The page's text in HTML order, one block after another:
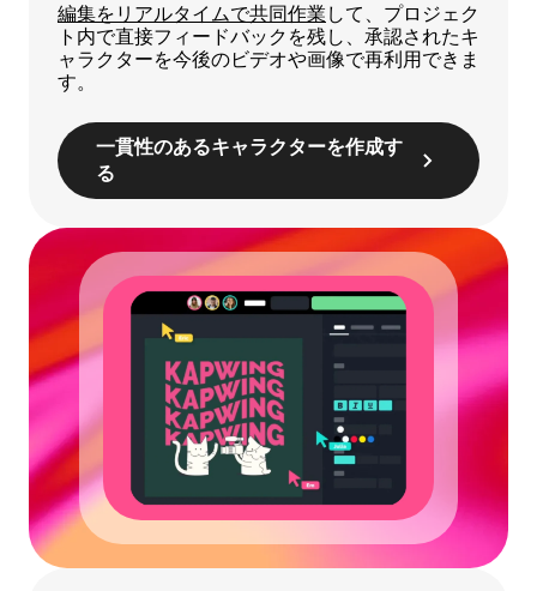
編集をリアルタイムで共同作業 して、プロジェク
ト内で直接フィードバックを残し、承認されたキ
ャラクターを今後のビデオや画像で再利用できま
す。
一貫性のあるキャラクターを作成す
る